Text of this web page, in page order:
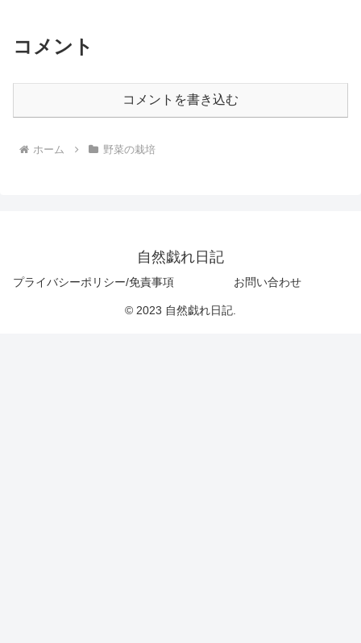
コメント
コメントを書き込む
ホーム 野菜の栽培
自然戯れ日記
プライバシーポリシー/免責事項 お問い合わせ
© 2023 自然戯れ日記.